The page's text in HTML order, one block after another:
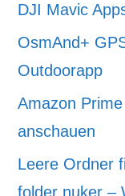
DJI Mavic
OsmAnd+
Outdoorapp
Amazon
anschauen
Leere Ordner
folder nuker –